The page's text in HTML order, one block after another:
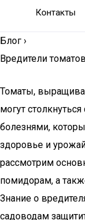
Контакты
Блог ›
Вредители
Томаты,
могут
болезнями,
здоровье и
рассмотрим
помидорам, а
Знание о
садоводам